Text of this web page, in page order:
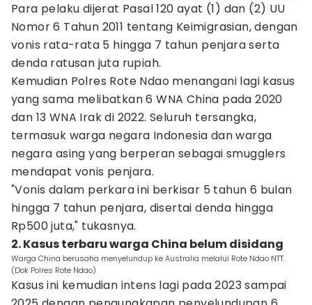
Para pelaku dijerat Pasal 120 ayat (1) dan (2) UU
Nomor 6 Tahun 2011 tentang Keimigrasian, dengan
vonis rata-rata 5 hingga 7 tahun penjara serta
denda ratusan juta rupiah.
Kemudian Polres Rote Ndao menangani lagi kasus
yang sama melibatkan 6 WNA China pada 2020
dan 13 WNA Irak di 2022. Seluruh tersangka,
termasuk warga negara Indonesia dan warga
negara asing yang berperan sebagai smugglers
mendapat vonis penjara.
"Vonis dalam perkara ini berkisar 5 tahun 6 bulan
hingga 7 tahun penjara, disertai denda hingga
Rp500 juta," tukasnya.
2. Kasus terbaru warga China belum disidang
Warga China berusaha menyelundup ke Australia melalui Rote Ndao NTT.
(Dok Polres Rote Ndao)
Kasus ini kemudian intens lagi pada 2023 sampai